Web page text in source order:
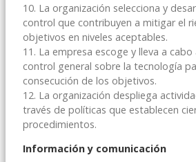
10. La organización selecciona y
control que contribuyen a mitigar el
objetivos en niveles aceptables.
11. La empresa escoge y lleva a
control general sobre la tecnología
consecución de los objetivos.
12. La organización despliega
través de políticas que establecen
procedimientos.
Información y comunicación